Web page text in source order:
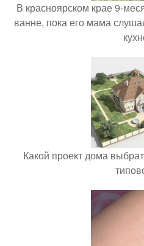
В красноярском крае 9-
ванне, пока его мама
Какой проект дома